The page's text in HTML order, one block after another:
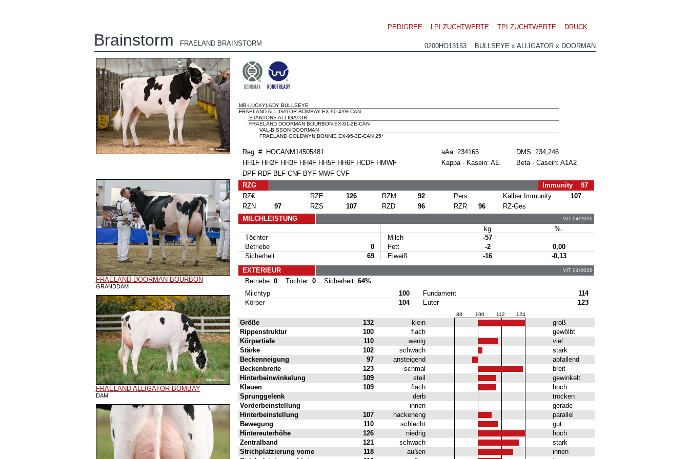
PEDIGREE LPI ZUCHTWERTE TPI ZUCHTWERTE DRUCK
Brainstorm FRAELAND BRAINSTORM 0200HO13153 BULLSEYE x ALLIGATOR x DOORMAN
FRAELAND DOORMAN BOURBON
GRANDDAM
FRAELAND ALLIGATOR BOMBAY
DAM
MB-LUCKYLADY BULLSEYE
FRAELAND ALLIGATOR BOMBAY EX-90-4YR-CAN
STANTONS ALLIGATOR
FRAELAND DOORMAN BOURBON EX-91-2E-CAN
VAL-BISSON DOORMAN
FRAELAND GOLDWYN BONNIE EX-95-3E-CAN 25*
Reg. #: HOCANM14505481 aAa: 234165
DMS: 234,246
HH1F HH2F HH3F HH4F HH5F HH6F HCDF HMWF
Kappa - Kasein: AE
Beta - Casein: A1A2
DPF RDF BLF CNF BYF MWF CVF
RZG
Immunity 97
RZ€
RZE 126 RZM 92 Pers. Kälber Immunity
107
RZN
97 RZS 107 RZD 96 RZR 96
RZ-Ges
MILCHLEISTUNG
VIT 04/2026
kg
%.
Töchter
Milch
-57
Betriebe
0 Fett -2
0,00
Sicherheit
69 Eiweiß -16
-0,13
EXTERIEUR
VIT 04/2026
Betriebe: 0 Töchter: 0 Sicherheit: 64%
Milchtyp
100 Fundament
114
Körper
104 Euter 123
88 100 112 124
Größe 132 klein
groß
Rippenstruktur
100 flach
gewölbt
Körpertiefe
110 wenig
viel
Stärke
102 schwach
stark
Beckenneigung
97 ansteigend
abfallend
Beckenbreite
123 schmal
breit
Hinterbeinwinkelung
109 steil
gewinkelt
Klauen
109 flach
hoch
Sprunggelenk
derb
trocken
Vorderbeinstellung
innen
gerade
Hinterbeinstellung
107 hackeneng
parallel
Bewegung
110 schlecht
gut
Hintereuterhöhe
126 niedrig
hoch
Zentralband
121 schwach
stark
Strichplatzierung vome
118 außen
innen